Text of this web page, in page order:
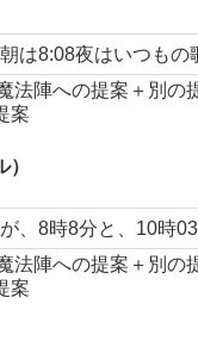
は8:08夜はいつも
法陣への提案＋別
案
、8時8分と、10時
法陣への提案＋別
案